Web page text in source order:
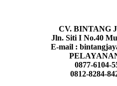
CV. BINTANG
Jln. Siti I No.40
E-mail :
0877-6104-
0812-8284-